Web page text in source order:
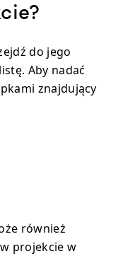
do jego
Aby nadać
znajdujący
również
projekcie w